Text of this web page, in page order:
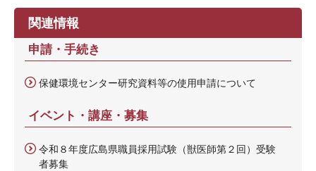
関連情報
申請・手続き
保健環境センター研究資料等の使用申請について
イベント・講座・募集
令和８年度広島県職員採用試験（獣医師第２回）受験
者募集